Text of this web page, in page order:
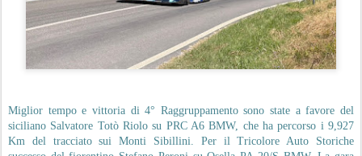
Miglior tempo e vittoria di 4° Raggruppamento sono state a favore del
siciliano Salvatore Totò Riolo su PRC A6 BMW, che ha percorso i 9,927
Km del tracciato sui Monti Sibillini. Per il Tricolore Auto Storiche